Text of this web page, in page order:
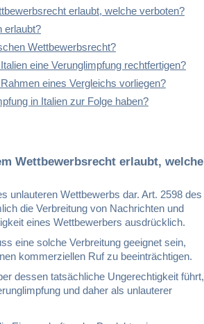
erlaubt, welche verboten?
erlaubt?
Wettbewerbsrecht?
eine Verunglimpfung rechtfertigen?
eines Vergleichs vorliegen?
in Italien zur Folge haben?
Wettbewerbsrecht erlaubt, welche
unlauteren Wettbewerbs dar. Art. 2598 des
die Verbreitung von Nachrichten und
eines Wettbewerbers ausdrücklich.
eine solche Verbreitung geeignet sein,
kommerziellen Ruf zu beeinträchtigen.
dessen tatsächliche Ungerechtigkeit führt,
und daher als unlauterer